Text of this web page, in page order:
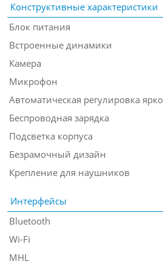
Конструктивные характеристики
Блок питания
Встроенные динамики
Камера
Микрофон
Автоматическая регулировка
Беспроводная зарядка
Подсветка корпуса
Безрамочный дизайн
Крепление для наушников
Интерфейсы
Bluetooth
Wi-Fi
MHL